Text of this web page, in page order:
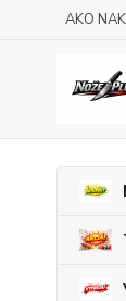
AKO